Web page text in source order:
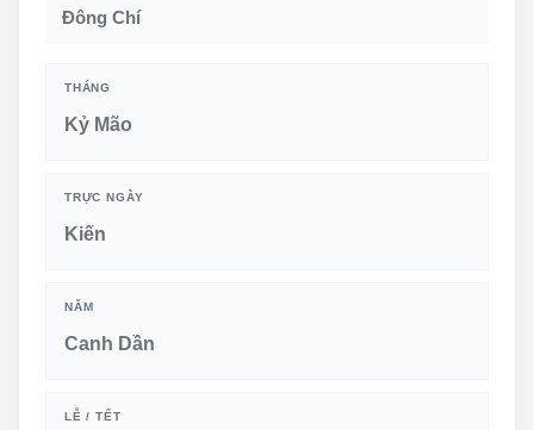
Đông Chí
THÁNG
Kỷ Mão
TRỰC NGÀY
Kiến
NĂM
Canh Dần
LỄ / TẾT